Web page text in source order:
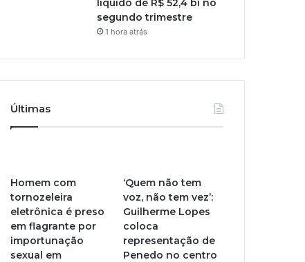
líquido de R$ 52,4 bi no
segundo trimestre
1 hora atrás
Últimas
Homem com
tornozeleira
eletrônica é preso
em flagrante por
importunação
sexual em
‘Quem não tem
voz, não tem vez’:
Guilherme Lopes
coloca
representação de
Penedo no centro